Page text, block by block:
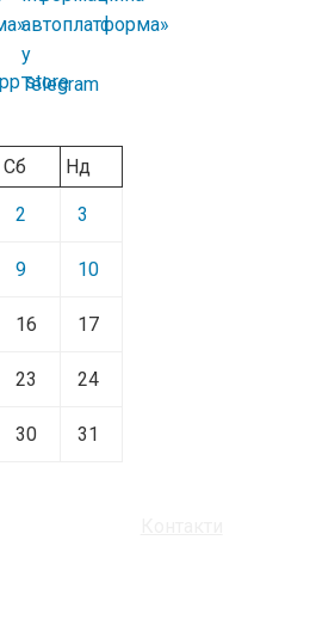
Сб Нд
2 3
9 10
16 17
23 24
30
31